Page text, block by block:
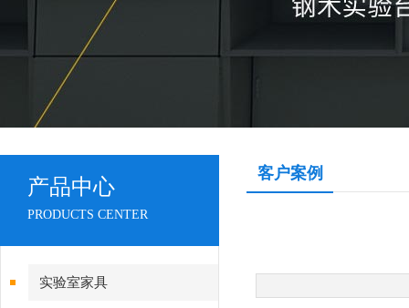
产品中心
PRODUCTS CENTER
实验室家具
客户案例